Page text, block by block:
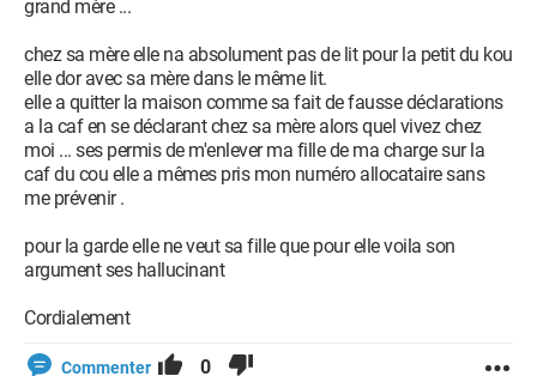
grand mère ...
chez sa mère elle na absolument pas de lit pour la petit du kou
elle dor avec sa mère dans le même lit.
elle a quitter la maison comme sa fait de fausse déclarations
a la caf en se déclarant chez sa mère alors quel vivez chez
moi ... ses permis de m'enlever ma fille de ma charge sur la
caf du cou elle a mêmes pris mon numéro allocataire sans
me prévenir .
pour la garde elle ne veut sa fille que pour elle voila son
argument ses hallucinant
Cordialement
Commenter 0